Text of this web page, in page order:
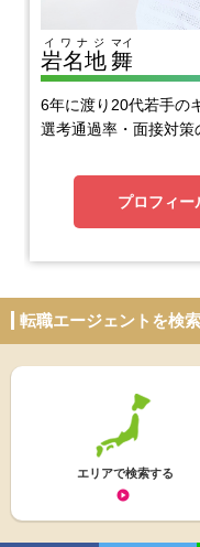
岩名地
イワナジ
舞
マイ
6年に渡り20代若手の
選考通過率・面接対策
プロフィー
転職エージェントを検
エリアで検索する